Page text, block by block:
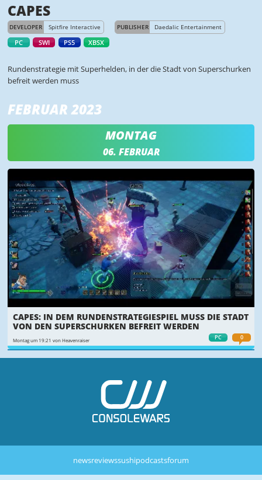
CAPES
DEVELOPER Spitfire Interactive PUBLISHER Daedalic Entertainment
PC SWI PS5 XBSX
Rundenstrategie mit Superhelden, in der die Stadt von Superschurken
befreit werden muss
FEBRUAR 2023
MONTAG
06. FEBRUAR
PC 0
CAPES: IN DEM RUNDENSTRATEGIESPIEL MUSS DIE STADT
VON DEN SUPERSCHURKEN BEFREIT WERDEN
Montag um 19:21 von Heavenraiser
newsreviewssushipodcastsforum